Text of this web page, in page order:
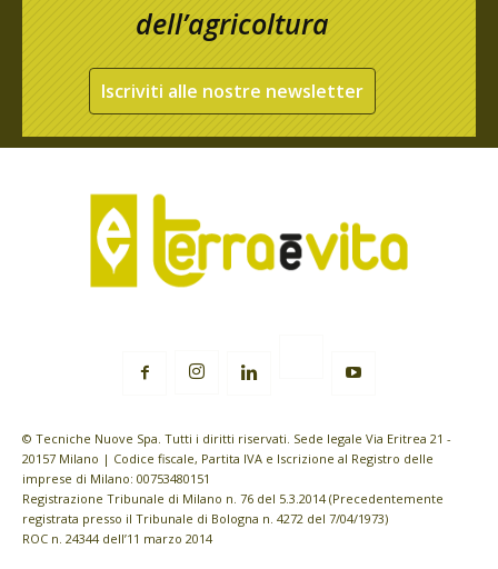
dell’agricoltura
Iscriviti alle nostre newsletter
© Tecniche Nuove Spa. Tutti i diritti riservati. Sede legale Via Eritrea 21 -
20157 Milano | Codice fiscale, Partita IVA e Iscrizione al Registro delle
imprese di Milano: 00753480151
Registrazione Tribunale di Milano n. 76 del 5.3.2014 (Precedentemente
registrata presso il Tribunale di Bologna n. 4272 del 7/04/1973)
ROC n. 24344 dell’11 marzo 2014